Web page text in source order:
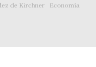
de Kirchner
Economía